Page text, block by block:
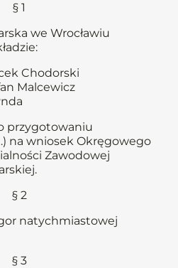
§ 1
we Wrocławiu
Chodorski
Malcewicz
przygotowaniu
na wniosek Okręgowego
Zawodowej
§ 2
natychmiastowej
§ 3